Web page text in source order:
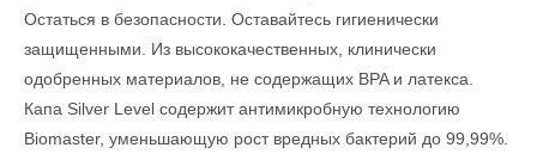
Остаться в безопасности. Оставайтесь гигиенически
защищенными. Из высококачественных, клинически
одобренных материалов, не содержащих BPA и латекса.
Капа Silver Level содержит антимикробную технологию
Biomaster, уменьшающую рост вредных бактерий до 99,99%.